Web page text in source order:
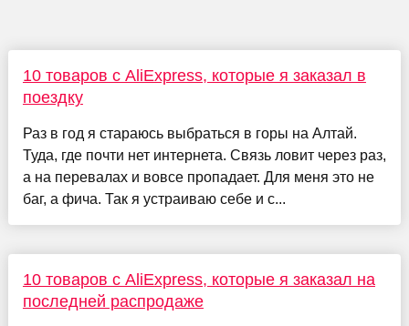
10 товаров с AliExpress, которые я заказал в
поездку
Раз в год я стараюсь выбраться в горы на Алтай.
Туда, где почти нет интернета. Связь ловит через раз,
а на перевалах и вовсе пропадает. Для меня это не
баг, а фича. Так я устраиваю себе и с...
10 товаров с AliExpress, которые я заказал на
последней распродаже